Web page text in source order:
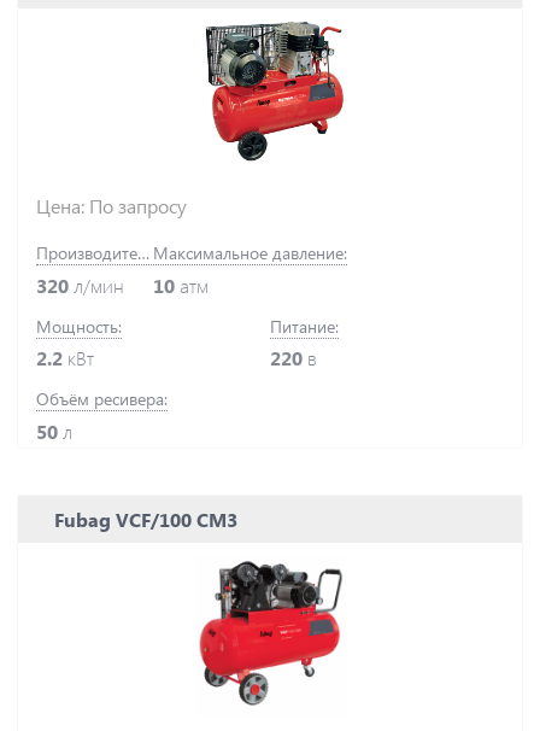
Цена: По запросу
Производительность:
320 л/мин
Максимальное давление:
10 атм
Мощность:
2.2 кВт
Питание:
220 в
Объём ресивера:
50 л
Fubag VCF/100 СM3